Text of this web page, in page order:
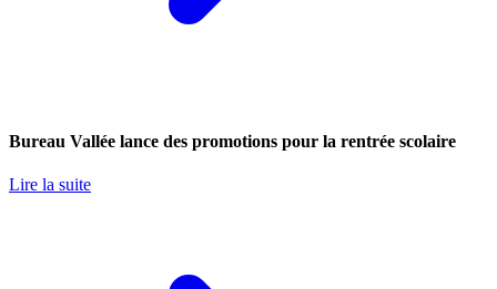
Bureau Vallée lance des promotions pour la rentrée scolaire
Lire la suite